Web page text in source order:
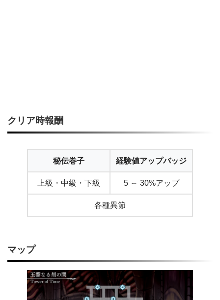
クリア時報酬
秘伝巻子 経験値アップバッジ
上級・中級・下級 5 ～ 30%アップ
各種異節
マップ